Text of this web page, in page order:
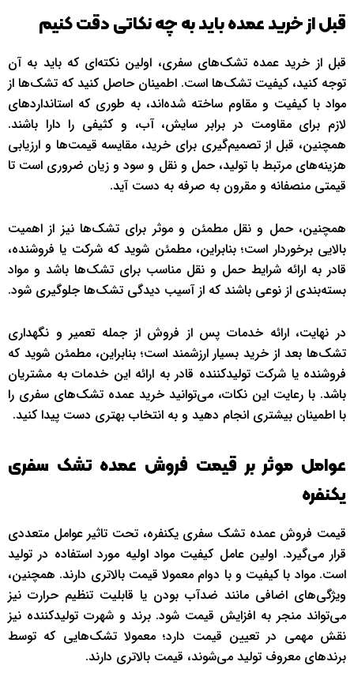
قبل از خرید عمده باید به چه نکاتی دقت کنیم
قبل از خرید عمده تشک‌های سفری، اولین نکته‌ای که باید به آن
توجه کنید، کیفیت تشک‌ها است. اطمینان حاصل کنید که تشک‌ها از
مواد با کیفیت و مقاوم ساخته شده‌اند، به طوری که استانداردهای
لازم برای مقاومت در برابر سایش، آب، و کثیفی را دارا باشند.
همچنین، قبل از تصمیم‌گیری برای خرید، مقایسه قیمت‌ها و ارزیابی
هزینه‌های مرتبط با تولید، حمل و نقل و سود و زیان ضروری است تا
قیمتی منصفانه و مقرون به صرفه به دست آید.
همچنین، حمل و نقل مطمئن و موثر برای تشک‌ها نیز از اهمیت
بالایی برخوردار است؛ بنابراین، مطمئن شوید که شرکت یا فروشنده،
قادر به ارائه شرایط حمل و نقل مناسب برای تشک‌ها باشد و مواد
بسته‌بندی از نوعی باشند که از آسیب دیدگی تشک‌ها جلوگیری شود.
در نهایت، ارائه خدمات پس از فروش از جمله تعمیر و نگهداری
تشک‌ها بعد از خرید بسیار ارزشمند است؛ بنابراین، مطمئن شوید که
فروشنده یا شرکت تولیدکننده قادر به ارائه این خدمات به مشتریان
باشد. با رعایت این نکات، می‌توانید خرید عمده تشک‌های سفری را
با اطمینان بیشتری انجام دهید و به انتخاب بهتری دست پیدا کنید.
عوامل موثر بر قیمت فروش عمده تشک سفری
یکنفره
قیمت فروش عمده تشک سفری یکنفره، تحت تاثیر عوامل متعددی
قرار می‌گیرد. اولین عامل کیفیت مواد اولیه مورد استفاده در تولید
است. مواد با کیفیت و با دوام معمولا قیمت بالاتری دارند. همچنین،
ویژگی‌های اضافی مانند ضدآب بودن یا قابلیت تنظیم حرارت نیز
می‌تواند منجر به افزایش قیمت شود. برند و شهرت تولیدکننده نیز
نقش مهمی در تعیین قیمت دارد؛ معمولا تشک‌هایی که توسط
برندهای معروف تولید می‌شوند، قیمت بالاتری دارند.